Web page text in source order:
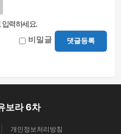
력하세요.
비밀글 댓글등록
보라 6차
개인정보처리방침